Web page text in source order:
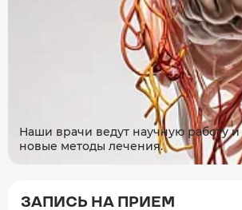
Наши врачи ведут научную работу
новые методы лечения.
ЗАПИСЬ НА ПРИЕМ